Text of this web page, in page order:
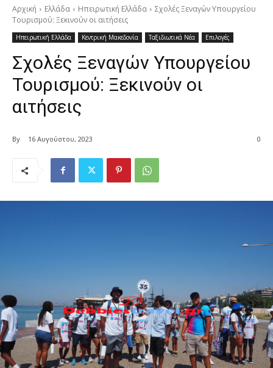
Αρχική Ελλάδα Ηπειρωτική Ελλάδα
Σχολές Ξεναγών Υπουργείου
Τουρισμού: Ξεκινούν οι αιτήσεις
Ηπειρωτική Ελλάδα Κεντρική Μακεδονία Ταξιδιωτικά Νέα Επιλογές
Σχολές Ξεναγών Υπουργείου
Τουρισμού: Ξεκινούν οι
αιτήσεις
By 16 Αυγούστου, 2023 0